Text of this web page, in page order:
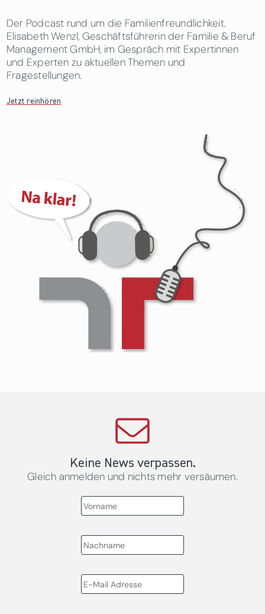
Der Podcast rund um die Familienfreundlichkeit.
Elisabeth Wenzl, Geschäftsführerin der Familie & Beruf
Management GmbH, im Gespräch mit Expertinnen
und Experten zu aktuellen Themen und
Fragestellungen.
Jetzt reinhören
Keine News verpassen.
Gleich anmelden und nichts mehr versäumen.